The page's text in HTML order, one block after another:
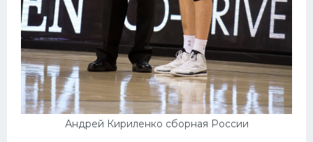
Андрей Кириленко сборная России